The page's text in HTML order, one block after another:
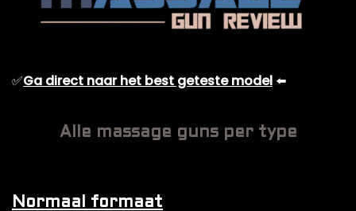
✅Ga direct naar het best geteste model ⬅️
Alle massage guns per type
Normaal formaat